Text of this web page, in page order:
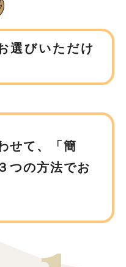
選びいただけ
せて、
「簡
つの方法でお